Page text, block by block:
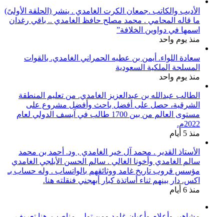
الأديب والكاتب .جمعان الكرت الغامدي . ينشر (الحلقة الأولىً)
ما قاله المحامي . محمد مصلح حافظ الغامدي .. باقي رغدان
اسمها في دواوين الخلافة”
منذ يوم واحد
سعادة اللواء. أيمن بن عطيه الحمراني الغامدي. بالقوات
المسلحة الملكية السعودية
منذ يوم واحد
الطالب عبدالله بن عبدالعزيز الغامدي. من تعليم المنطقة
الشرقية، حصل على أفضل باحث وأفضل مشروع على
مستوى العالم من بين 1700 طالب في آيسف الدولي لعام
2022م.
منذ 5 أيام
الأستاذ القدير . محمد آل خير الغامدي , ود. أحمد بن محمد
سالم الغامدي وأخونا الغالي . سالم الحسن الأبلجي الغامدي
مؤسس قروب تاريخ غامد ووثائقهم بالواتساب . وله حساب بـ
اكس. دار بينهم ثناء أساتذة كبار أبهجني فنقلته هنا.
منذ 6 أيام